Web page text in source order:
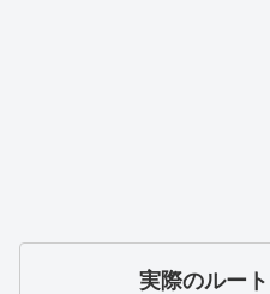
実際のルート